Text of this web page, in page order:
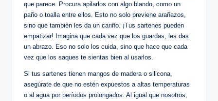
que parece. Procura apilarlos con algo blando, como un
paño o toalla entre ellos. Esto no solo previene arañazos,
sino que también les da un cariño. ¡Tus sartenes pueden
empatizar! Imagina que cada vez que los guardas, les das
un abrazo. Eso no solo los cuida, sino que hace que cada
vez que los saques te sientas bien al usarlos.
Si tus sartenes tienen mangos de madera o silicona,
asegúrate de que no estén expuestos a altas temperaturas
o al agua por períodos prolongados. Al igual que nosotros,